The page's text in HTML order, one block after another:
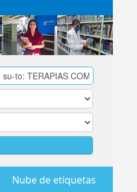
Nube de etiquetas